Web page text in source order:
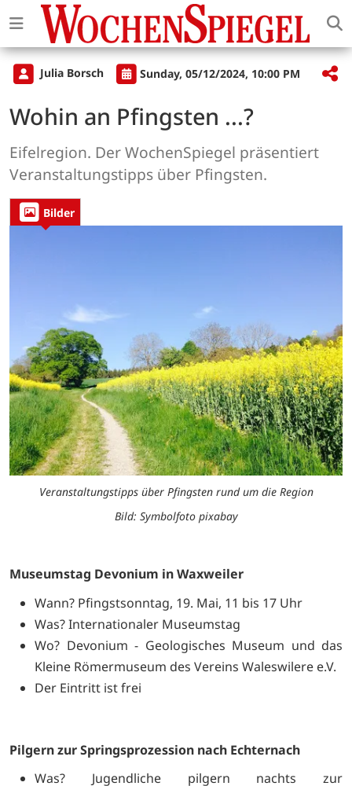
Julia Borsch Sunday, 05/12/2024, 10:00 PM
Wohin an Pfingsten ...?
Eifelregion. Der WochenSpiegel präsentiert
Veranstaltungstipps über Pfingsten.
Bilder
Veranstaltungstipps über Pfingsten rund um die Region
Bild: Symbolfoto pixabay
Museumstag Devonium in Waxweiler
Wann? Pfingstsonntag, 19. Mai, 11 bis 17 Uhr
Was? Internationaler Museumstag
Wo? Devonium - Geologisches Museum und das
Kleine Römermuseum des Vereins Waleswilere e.V.
Der Eintritt ist frei
Pilgern zur Springsprozession nach Echternach
Was? Jugendliche pilgern nachts zur